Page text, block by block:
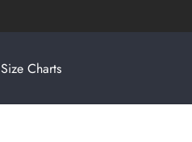
Size Charts